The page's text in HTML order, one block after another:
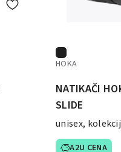
HOKA
NATIKAČI
SLIDE
unisex,
A2U CENA